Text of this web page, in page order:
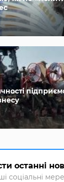
останні
соціальні